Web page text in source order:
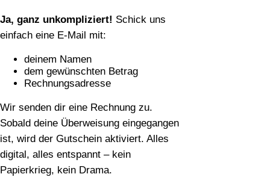
Ja, ganz unkompliziert! Schick uns
einfach eine E‑Mail mit:
deinem Namen
dem gewünschten Betrag
Rechnungsadresse
Wir senden dir eine Rechnung zu.
Sobald deine Überweisung eingegangen
ist, wird der Gutschein aktiviert. Alles
digital, alles entspannt – kein
Papierkrieg, kein Drama.